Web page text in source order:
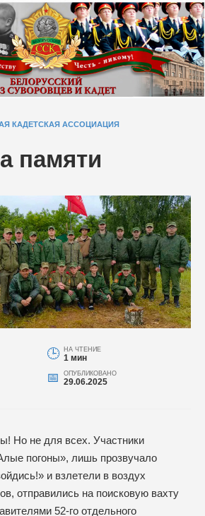
КАДЕТСКАЯ АССОЦИАЦИЯ
памяти
НА ЧТЕНИЕ
1 мин
ОПУБЛИКОВАНО
29.06.2025
Но не для всех. Участники
погоны», лишь прозвучало
и взлетели в воздух
отправились на поисковую вахту
52-го отдельного